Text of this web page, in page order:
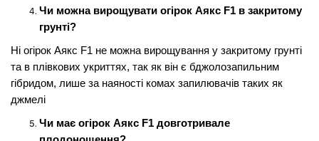
Чи можна вирощувати огірок Аякс F1 в закритому
грунті?
Ні огірок Аякс F1 не можна вирощування у закритому грунті
та в плівкових укриттях, так як він є бджолозапильним
гібридом, лише за наяності комах запилювачів таких як
джмелі
Чи має огірок Аякс F1 довготривале